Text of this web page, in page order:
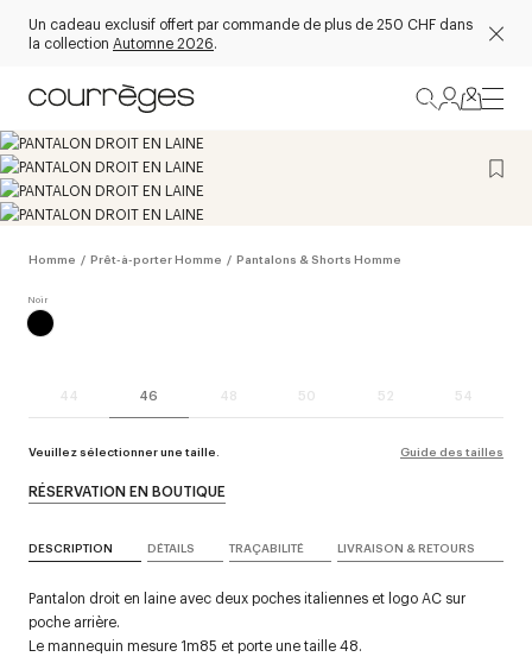
Un cadeau exclusif offert par commande de plus de 250 CHF dans
la collection Automne 2026.
Homme / Prêt-à-porter Homme / Pantalons & Shorts Homme
44 46 48 50 52 54
Veuillez sélectionner une taille. Guide des tailles
RÉSERVATION EN BOUTIQUE
DESCRIPTION DÉTAILS TRAÇABILITÉ LIVRAISON & RETOURS
Pantalon droit en laine avec deux poches italiennes et logo AC sur
poche arrière.
Le mannequin mesure 1m85 et porte une taille 48.